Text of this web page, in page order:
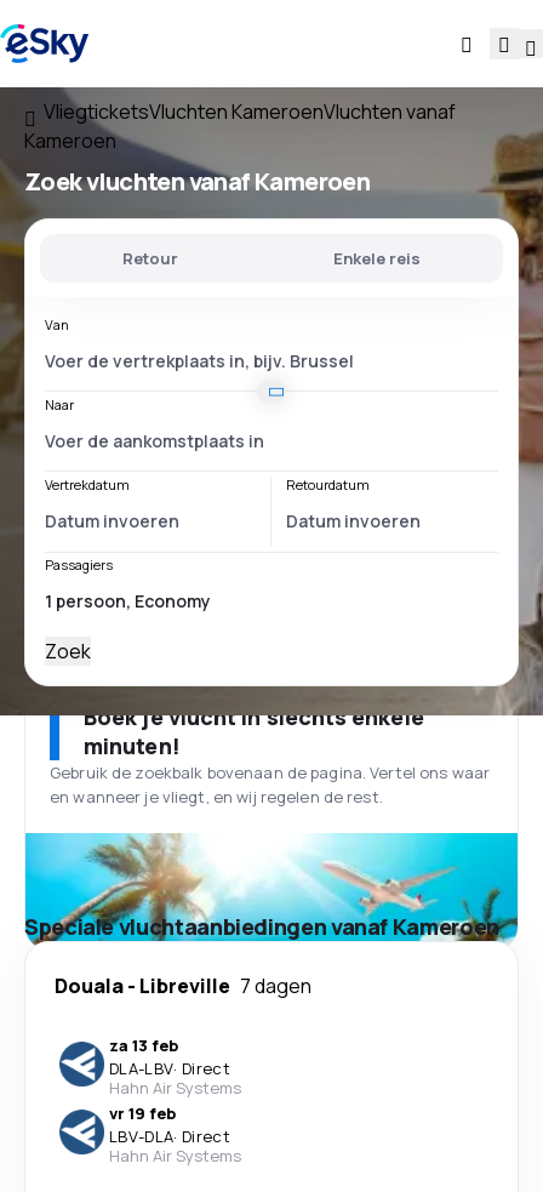
VliegticketsVluchten KameroenVluchten vanaf
Kameroen
Zoek vluchtenvanaf Kameroen
Retour Enkele reis
Van
Naar
Vertrekdatum Retourdatum
Passagiers
Zoek
Boek je vlucht in slechts enkele
minuten!
Gebruik de zoekbalk bovenaan de pagina. Vertel ons waar
en wanneer je vliegt, en wij regelen de rest.
Speciale vluchtaanbiedingen vanaf Kameroen
Douala- Libreville 7 dagen
za 13 feb
DLA-LBV· Direct
Hahn Air Systems
vr 19 feb
LBV-DLA· Direct
Hahn Air Systems